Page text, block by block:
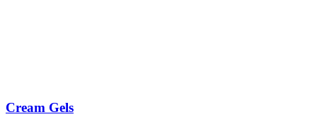
Cream Gels